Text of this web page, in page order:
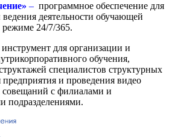
– программное обеспечение для
деятельности обучающей
режиме 24/7/365.
для организации и
обучения,
специалистов структурных
предприятия и проведения видео
совещаний с филиалами и
подразделениями.